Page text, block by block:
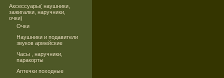
Аксессуары( наушники,
зажигалки, наручники,
очки)
Очки
Наушники и подавители
звуков армейские
Часы , наручники,
паракорты
Аптечки походные